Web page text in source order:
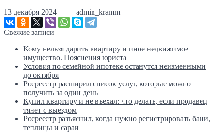
13 декабря 2024 — admin_kramm
Свежие записи
Кому нельзя дарить квартиру и иное недвижимое
имущество. Пояснения юриста
Условия по семейной ипотеке останутся неизменными
до октября
Росреестр расширил список услуг, которые можно
получить за один день
Купил квартиру и не въехал: что делать, если продавец
тянет с выездом
Росреестр разъяснил, когда нужно регистрировать бани,
теплицы и сараи